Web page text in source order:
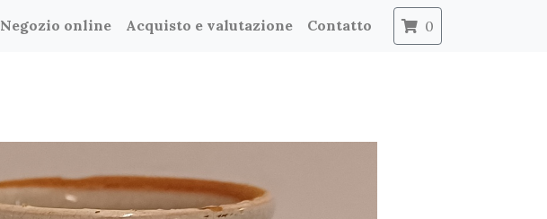
Negozio online Acquisto e valutazione Contatto 0